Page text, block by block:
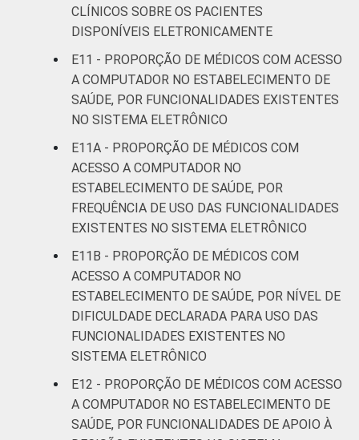
CLÍNICOS SOBRE OS PACIENTES
DISPONÍVEIS ELETRONICAMENTE
E11 - PROPORÇÃO DE MÉDICOS COM ACESSO
A COMPUTADOR NO ESTABELECIMENTO DE
SAÚDE, POR FUNCIONALIDADES EXISTENTES
NO SISTEMA ELETRÔNICO
E11A - PROPORÇÃO DE MÉDICOS COM
ACESSO A COMPUTADOR NO
ESTABELECIMENTO DE SAÚDE, POR
FREQUÊNCIA DE USO DAS FUNCIONALIDADES
EXISTENTES NO SISTEMA ELETRÔNICO
E11B - PROPORÇÃO DE MÉDICOS COM
ACESSO A COMPUTADOR NO
ESTABELECIMENTO DE SAÚDE, POR NÍVEL DE
DIFICULDADE DECLARADA PARA USO DAS
FUNCIONALIDADES EXISTENTES NO
SISTEMA ELETRÔNICO
E12 - PROPORÇÃO DE MÉDICOS COM ACESSO
A COMPUTADOR NO ESTABELECIMENTO DE
SAÚDE, POR FUNCIONALIDADES DE APOIO À